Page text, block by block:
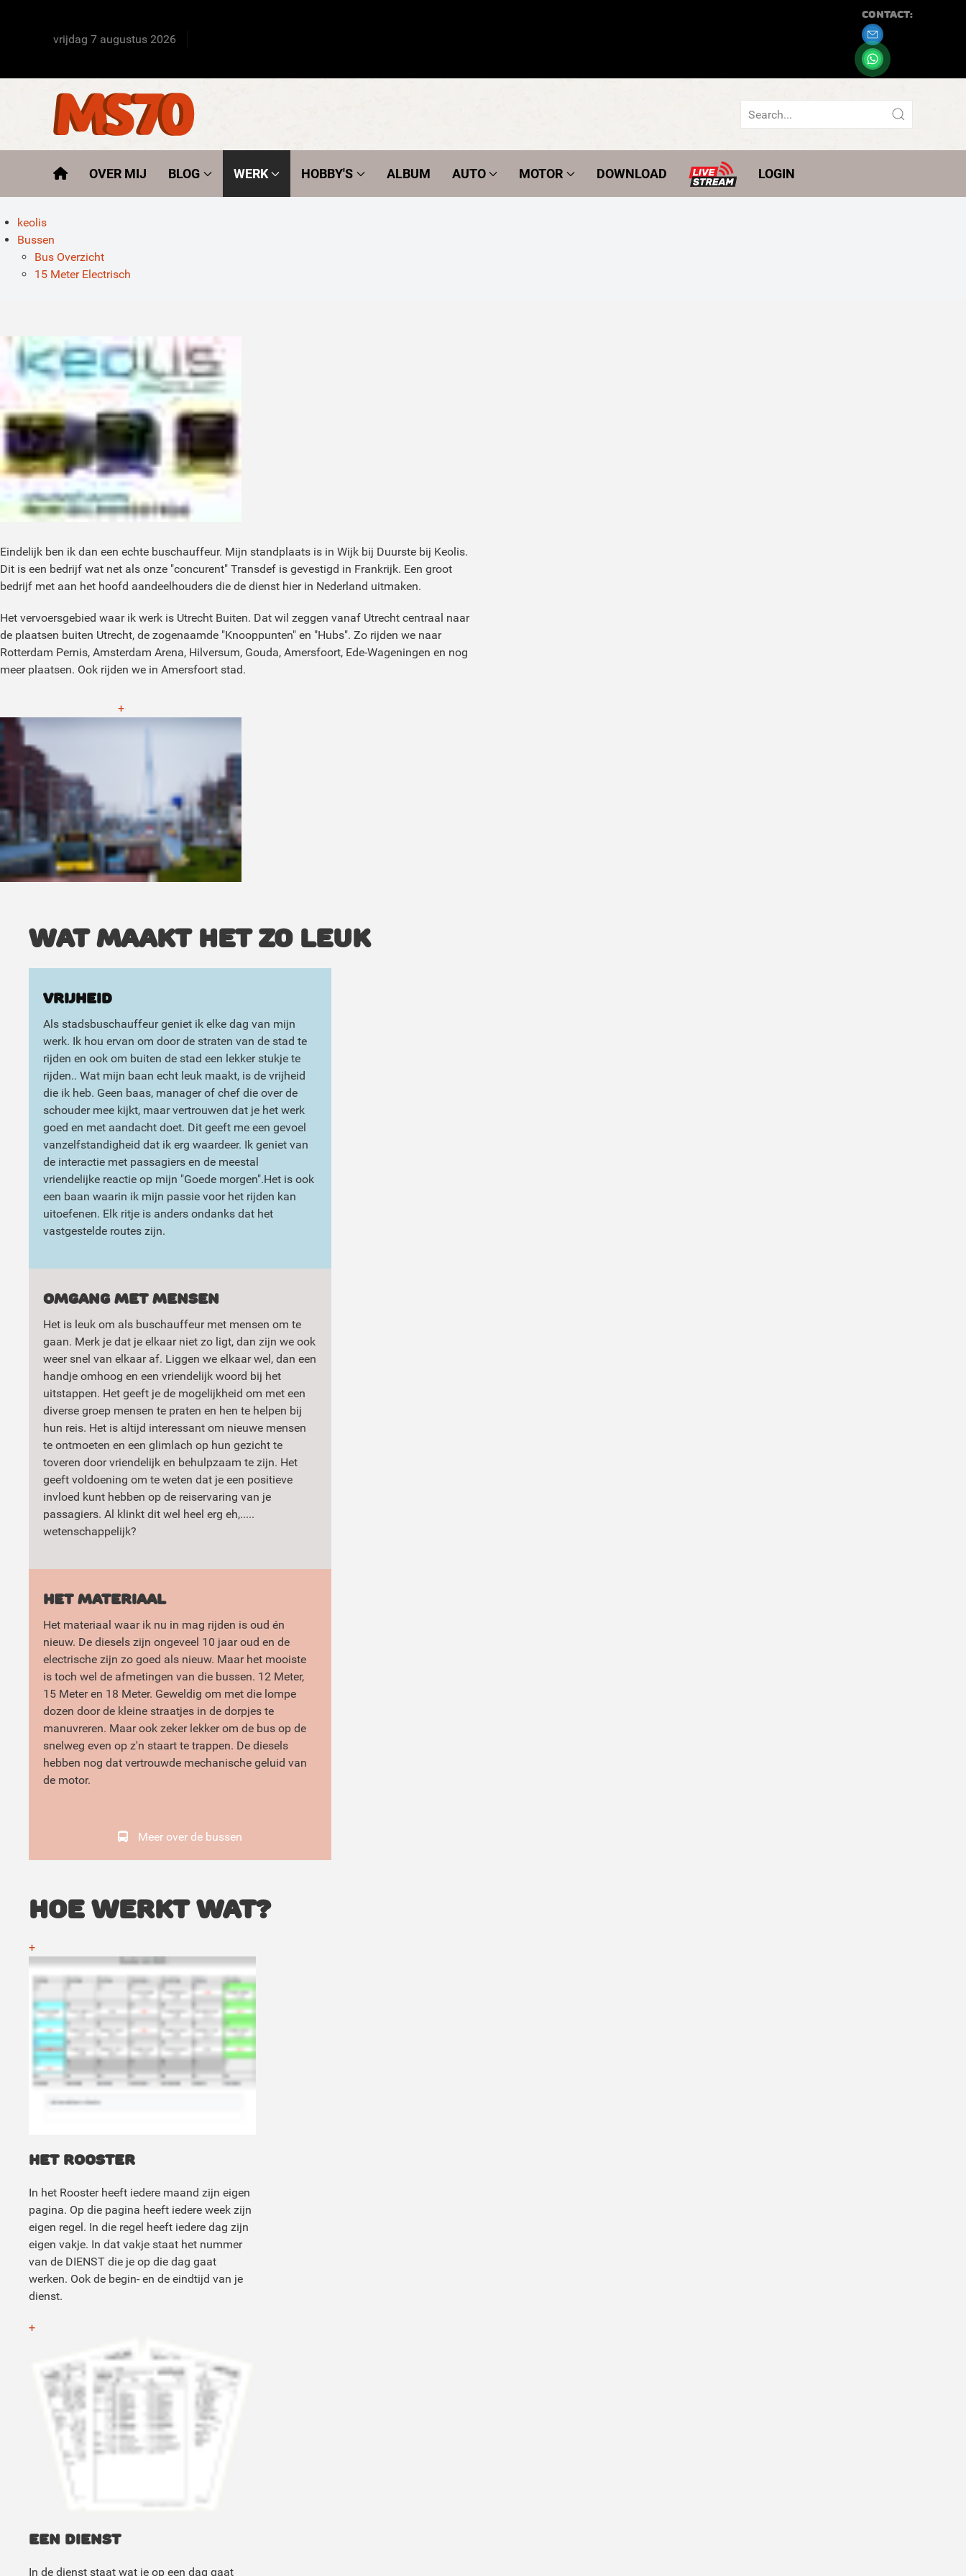
vrijdag 7 augustus 2026
Contact:
OVER MIJ BLOG WERK HOBBY'S ALBUM AUTO MOTOR DOWNLOAD LOGIN
keolis
Bussen
Bus Overzicht
15 Meter Electrisch
Eindelijk ben ik dan een echte buschauffeur. Mijn standplaats is in Wijk bij Duurste bij Keolis.
Dit is een bedrijf wat net als onze "concurent" Transdef is gevestigd in Frankrijk. Een groot
bedrijf met aan het hoofd aandeelhouders die de dienst hier in Nederland uitmaken.
Het vervoersgebied waar ik werk is Utrecht Buiten. Dat wil zeggen vanaf Utrecht centraal naar
de plaatsen buiten Utrecht, de zogenaamde "Knooppunten" en "Hubs". Zo rijden we naar
Rotterdam Pernis, Amsterdam Arena, Hilversum, Gouda, Amersfoort, Ede-Wageningen en nog
meer plaatsen. Ook rijden we in Amersfoort stad.
+
Wat maakt het zo leuk
Vrijheid
Als stadsbuschauffeur geniet ik elke dag van mijn
werk. Ik hou ervan om door de straten van de stad te
rijden en ook om buiten de stad een lekker stukje te
rijden.. Wat mijn baan echt leuk maakt, is de vrijheid
die ik heb. Geen baas, manager of chef die over de
schouder mee kijkt, maar vertrouwen dat je het werk
goed en met aandacht doet. Dit geeft me een gevoel
vanzelfstandigheid dat ik erg waardeer. Ik geniet van
de interactie met passagiers en de meestal
vriendelijke reactie op mijn "Goede morgen".Het is ook
een baan waarin ik mijn passie voor het rijden kan
uitoefenen. Elk ritje is anders ondanks dat het
vastgestelde routes zijn.
Omgang met mensen
Het is leuk om als buschauffeur met mensen om te
gaan. Merk je dat je elkaar niet zo ligt, dan zijn we ook
weer snel van elkaar af. Liggen we elkaar wel, dan een
handje omhoog en een vriendelijk woord bij het
uitstappen. Het geeft je de mogelijkheid om met een
diverse groep mensen te praten en hen te helpen bij
hun reis. Het is altijd interessant om nieuwe mensen
te ontmoeten en een glimlach op hun gezicht te
toveren door vriendelijk en behulpzaam te zijn. Het
geeft voldoening om te weten dat je een positieve
invloed kunt hebben op de reiservaring van je
passagiers. Al klinkt dit wel heel erg eh,.....
wetenschappelijk?
Het materiaal
Het materiaal waar ik nu in mag rijden is oud én
nieuw. De diesels zijn ongeveel 10 jaar oud en de
electrische zijn zo goed als nieuw. Maar het mooiste
is toch wel de afmetingen van die bussen. 12 Meter,
15 Meter en 18 Meter. Geweldig om met die lompe
dozen door de kleine straatjes in de dorpjes te
manuvreren. Maar ook zeker lekker om de bus op de
snelweg even op z'n staart te trappen. De diesels
hebben nog dat vertrouwde mechanische geluid van
de motor.
Meer over de bussen
Hoe werkt wat?
+
HET ROOSTER
In het Rooster heeft iedere maand zijn eigen
pagina. Op die pagina heeft iedere week zijn
eigen regel. In die regel heeft iedere dag zijn
eigen vakje. In dat vakje staat het nummer
van de DIENST die je op die dag gaat
werken. Ook de begin- en de eindtijd van je
dienst.
+
EEN DIENST
In de dienst staat wat je op een dag gaat